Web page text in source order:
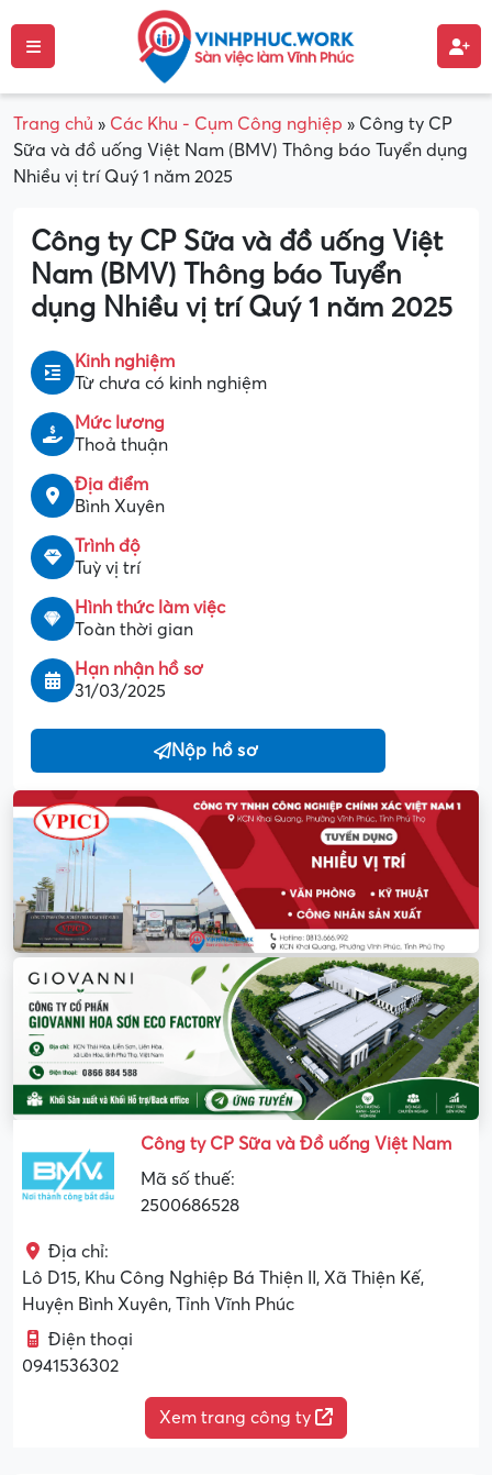
Trang chủ » Các Khu - Cụm Công nghiệp » Công ty CP
Sữa và đồ uống Việt Nam (BMV) Thông báo Tuyển dụng
Nhiều vị trí Quý 1 năm 2025
Công ty CP Sữa và đồ uống Việt
Nam (BMV) Thông báo Tuyển
dụng Nhiều vị trí Quý 1 năm 2025
Kinh nghiệm
Từ chưa có kinh nghiệm
Mức lương
Thoả thuận
Địa điểm
Bình Xuyên
Trình độ
Tuỳ vị trí
Hình thức làm việc
Toàn thời gian
Hạn nhận hồ sơ
31/03/2025
Nộp hồ sơ
Công ty CP Sữa và Đồ uống Việt Nam
Mã số thuế:
2500686528
Địa chỉ:
Lô D15, Khu Công Nghiệp Bá Thiện II, Xã Thiện Kế,
Huyện Bình Xuyên, Tỉnh Vĩnh Phúc
Điện thoại
0941536302
Xem trang công ty